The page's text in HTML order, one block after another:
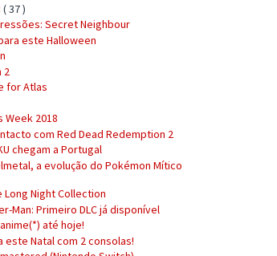
( 37 )
Secret Neighbour
este Halloween
2
for Atlas
Week 2018
com Red Dead Redemption 2
chegam a Portugal
a evolução do Pokémon Mítico
Long Night Collection
Man: Primeiro DLC já disponível
até hoje!
este Natal com 2 consolas!